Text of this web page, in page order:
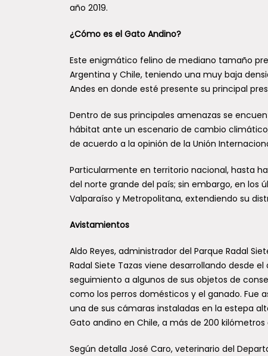
año 2019.
¿Cómo es el Gato Andino?
Este enigmático felino de mediano tamaño
Argentina y Chile, teniendo una muy baja
Andes en donde esté presente su principal
Dentro de sus principales amenazas se
hábitat ante un escenario de cambio
de acuerdo a la opinión de la Unión
Particularmente en territorio nacional, hasta
del norte grande del país; sin embargo, en los
Valparaíso y Metropolitana, extendiendo su
Avistamientos
Aldo Reyes, administrador del Parque Radal
Radal Siete Tazas viene desarrollando desde
seguimiento a algunos de sus objetos de
como los perros domésticos y el ganado. Fue
una de sus cámaras instaladas en la estepa
Gato andino en Chile, a más de 200
Según detalla José Caro, veterinario del